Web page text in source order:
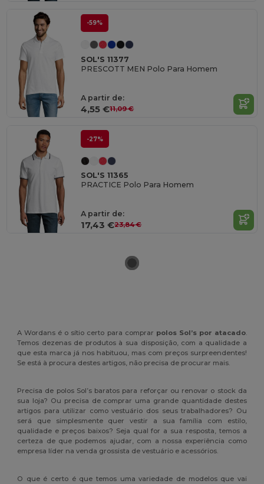
-59%
SOL'S 11377
PRESCOTT MEN Polo Para Homem
A partir de:
4,55 €11,09 €
-27%
SOL'S 11365
PRACTICE Polo Para Homem
A partir de:
17,43 €23,84 €
A Wordans é o sítio certo para comprar polos Sol’s por atacado.
Temos dezenas de produtos à sua disposição, com a qualidade a
que esta marca já nos habituou, mas com preços surpreendentes!
Se está à procura destes artigos, não precisa de procurar mais.
Precisa de polos Sol’s baratos para reforçar ou renovar o stock da
sua loja? Ou precisa de comprar uma grande quantidade destes
artigos para utilizar como vestuário dos seus trabalhadores? Ou
será que simplesmente quer vestir a sua família com estilo,
qualidade e preços baixos? Seja qual for a sua resposta, temos a
certeza de que podemos ajudar, com a nossa experiência como
empresa líder na venda grossista de vestuário e acessórios.
O que é certo é que temos uma variedade de modelos que vai